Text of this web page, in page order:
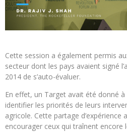
Cette session a également permis
secteur dont les pays avaient signé
2014 de s’auto-évaluer.
En effet, un Target avait été donné
identifier les priorités de leurs
agricole. Cette partage
encourager ceux qui traînent encore